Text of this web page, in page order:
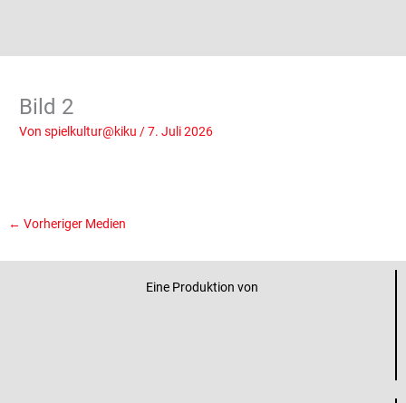
Bild 2
Vonspielkultur@kiku/7. Juli 2026
← Vorheriger Medien
Eine Produktion von